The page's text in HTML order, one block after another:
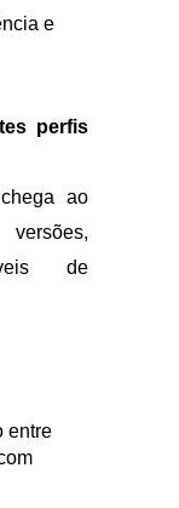
perfis
chegaao
versões,
entre